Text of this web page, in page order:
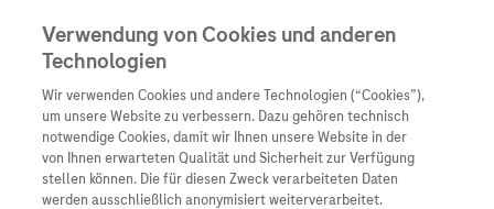
Unternehmen
Übersicht
Innovation
Verwendung von Cookies und anderen
Technologien
Wir verwenden Cookies und andere Technologien (“Cookies”),
um unsere Website zu verbessern. Dazu gehören technisch
notwendige Cookies, damit wir Ihnen unsere Website in der
von Ihnen erwarteten Qualität und Sicherheit zur Verfügung
stellen können. Die für diesen Zweck verarbeiteten Daten
werden ausschließlich anonymisiert weiterverarbeitet.